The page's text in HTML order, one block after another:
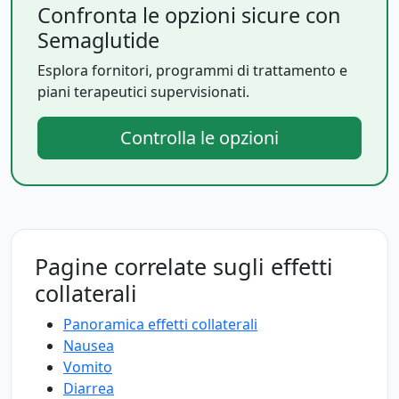
Confronta le opzioni sicure con
Semaglutide
Esplora fornitori, programmi di trattamento e
piani terapeutici supervisionati.
Controlla le opzioni
Pagine correlate sugli effetti
collaterali
Panoramica effetti collaterali
Nausea
Vomito
Diarrea